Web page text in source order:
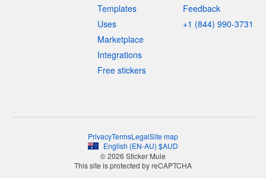
Templates
Uses
Marketplace
Integrations
Free stickers
Feedback
+1 (844) 990-3731
PrivacyTermsLegalSite map
English (EN-AU) $AUD
© 2026 Sticker Mule
This site is protected by reCAPTCHA